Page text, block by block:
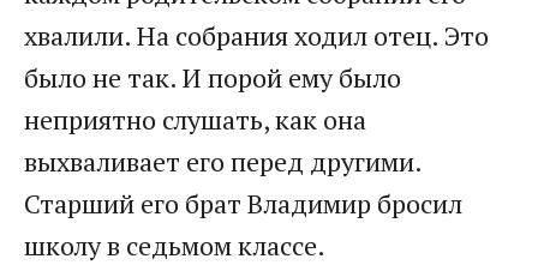
хвалили. На собрания ходил отец. Это
было не так. И порой ему было
неприятно слушать, как она
выхваливает его перед другими.
Старший его брат Владимир бросил
школу в седьмом классе.